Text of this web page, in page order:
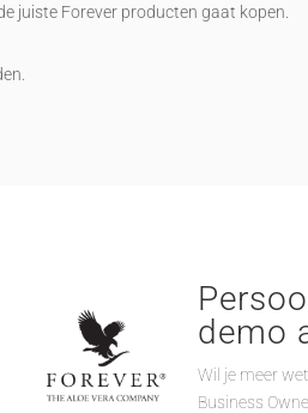
juiste Forever producten gaat kopen.
demo
Wil je meer
Business